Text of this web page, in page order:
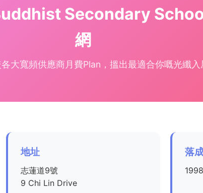
Secondary
網
大寬頻供應商月費Plan，搵出最適合你嘅光纖入
地址
志蓮道9號
9 Chi Lin Drive
落
1998